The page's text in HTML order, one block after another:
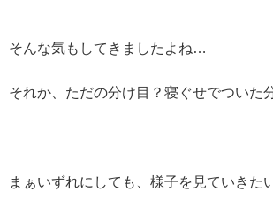
そんな気もしてきましたよね…
それか、ただの分け目？寝ぐせでついた
まぁいずれにしても、様子を見ていきた